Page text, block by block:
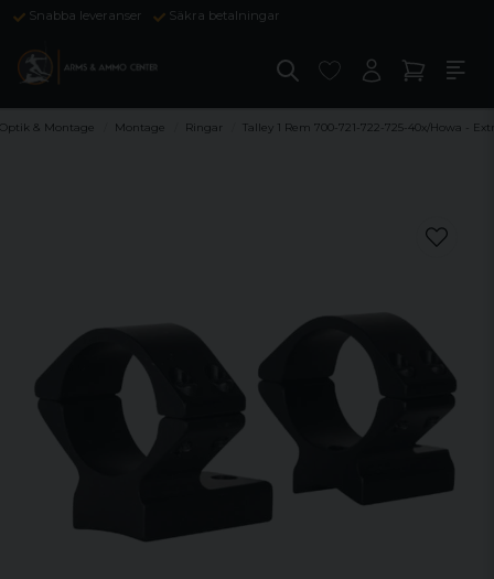
Snabba leveranser Säkra betalningar
Optik & Montage Montage Ringar Talley 1 Rem 700-721-722-725-40x/Howa -